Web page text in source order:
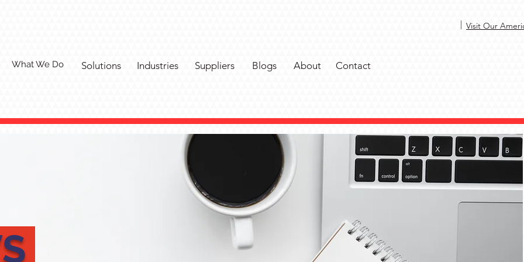
What We Do Solutions Industries Suppliers Blogs About Contact
| Visit Our